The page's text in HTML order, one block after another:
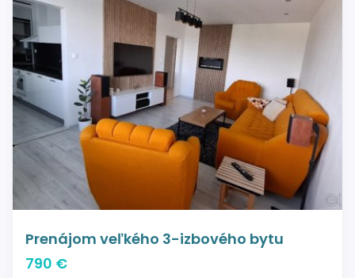
Prenájom veľkého 3-izbového bytu
790 €